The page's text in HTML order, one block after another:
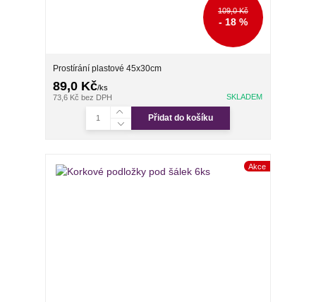
109,0 Kč
- 18 %
Prostírání plastové 45x30cm
89,0 Kč/ks
73,6 Kčbez DPH SKLADEM
Přidat do košíku
Akce